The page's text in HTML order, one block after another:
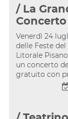
/ La
Venerdì 24
delle Feste
Litorale
un concerto
gratuito con